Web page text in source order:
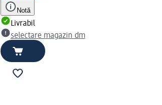
Notă
Livrabil
selectare magazin dm